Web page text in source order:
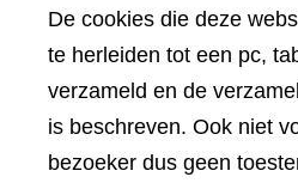
De cookies die deze
te herleiden tot een pc,
verzameld en de
is beschreven. Ook niet
bezoeker dus geen